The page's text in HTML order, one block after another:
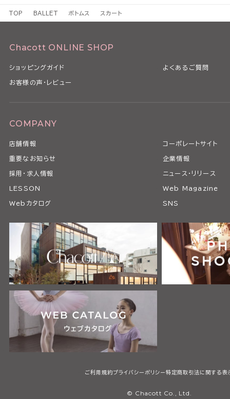
TOP BALLET ボトムス スカート
Chacott ONLINE SHOP
ショッピングガイド よくあるご質問
お客様の声・レビュー
COMPANY
店舗情報 コーポレートサイト
重要なお知らせ 企業情報
採用・求人情報 ニュース・リリース
LESSON Web Magazine
Webカタログ SNS
ご利用規約プライバシーポリシー特定商取引法に関する表
© Chacott Co., Ltd.